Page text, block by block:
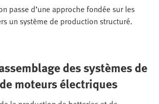
passe d’une approche fondée sur les
un système de production structuré.
des systèmes de
moteurs électriques